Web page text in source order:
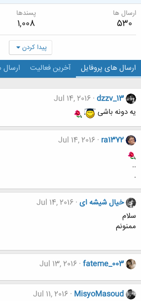
ارسال ها
530
پسندها
1,008
پیدا کردن
ارسال های پروفایل آخرین فعالیت ارسال
dzzv_13
Jul 14, 2016
یه دونه باشی
ra1372
Jul 14, 2016
..
.
خیال شیشه ای Jul 14, 2016
سلام
ممنونم
fateme_003
Jul 13, 2016
MisyoMasoud
Jul 11, 2016